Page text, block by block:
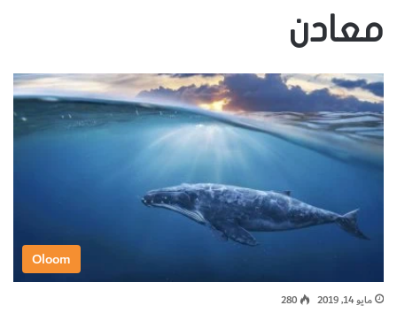
معادن
Oloom
مايو 14, 2019 280